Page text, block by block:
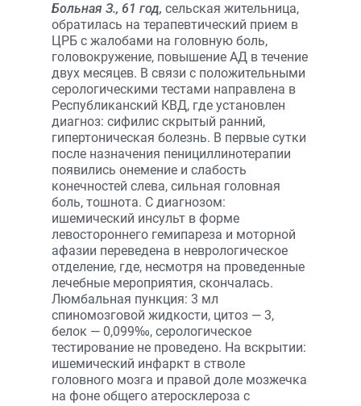
Больная З., 61 год, сельская жительница,
обратилась на терапевтический прием в
ЦРБ с жалобами на головную боль,
головокружение, повышение АД в течение
двух месяцев. В связи с положительными
серологическими тестами направлена в
Республиканский КВД, где установлен
диагноз: сифилис скрытый ранний,
гипертоническая болезнь. В первые сутки
после назначения пенициллинотерапии
появились онемение и слабость
конечностей слева, сильная головная
боль, тошнота. С диагнозом:
ишемический инсульт в форме
левостороннего гемипареза и моторной
афазии переведена в неврологическое
отделение, где, несмотря на проведенные
лечебные мероприятия, скончалась.
Люмбальная пункция: 3 мл
спиномозговой жидкости, цитоз — 3,
белок — 0,099‰, серологическое
тестирование не проведено. На вскрытии:
ишемический инфаркт в стволе
головного мозга и правой доле мозжечка
на фоне общего атеросклероза с